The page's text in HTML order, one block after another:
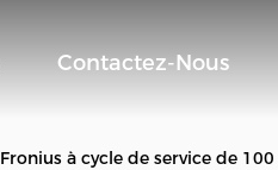
Contactez-Nous
à cycle de service de 100